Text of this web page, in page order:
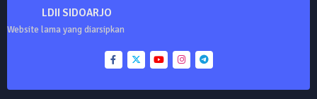
LDII SIDOARJO
Website lama yang diarsipkan